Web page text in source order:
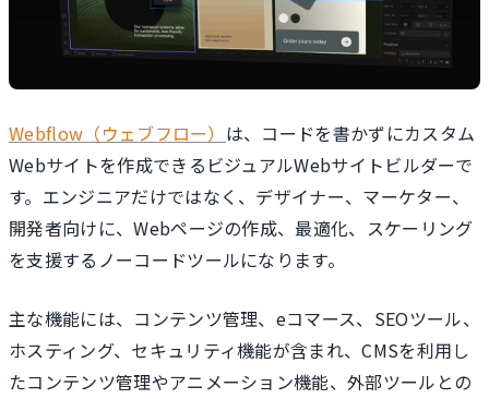
Webflow（ウェブフロー） は、コードを書かずにカスタム
Webサイトを作成できるビジュアルWebサイトビルダーで
す。エンジニアだけではなく、デザイナー、マーケター、
開発者向けに、Webページの作成、最適化、スケーリング
を支援するノーコードツールになります。
主な機能には、コンテンツ管理、eコマース、SEOツール、
ホスティング、セキュリティ機能が含まれ、CMSを利用し
たコンテンツ管理やアニメーション機能、外部ツールとの